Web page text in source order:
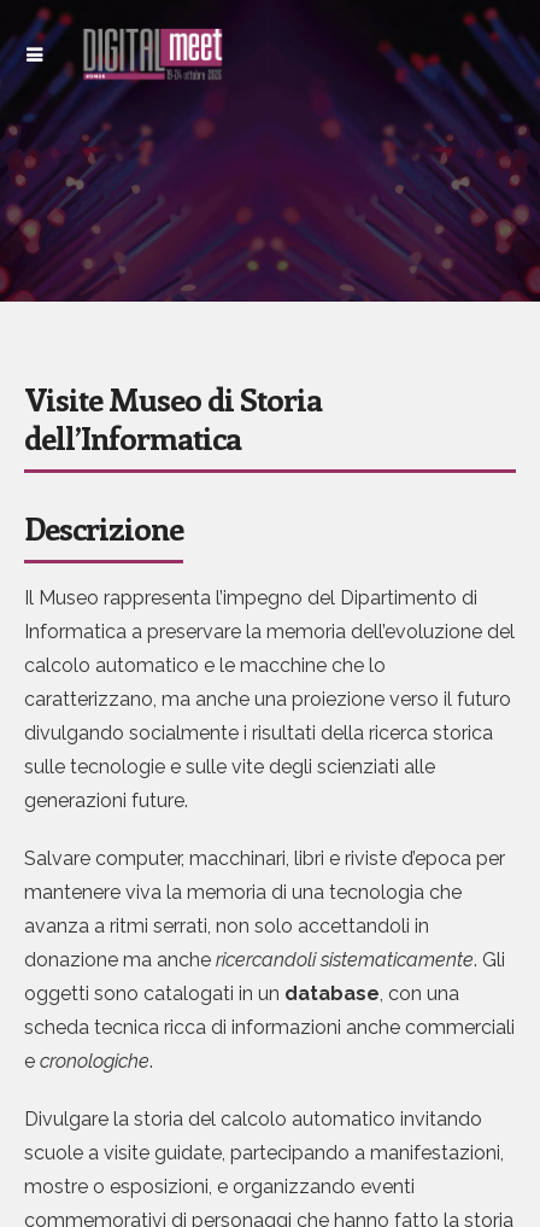
Visite Museo di Storia
dell’Informatica
Descrizione
Il Museo rappresenta l’impegno del Dipartimento di
Informatica a preservare la memoria dell’evoluzione del
calcolo automatico e le macchine che lo
caratterizzano, ma anche una proiezione verso il futuro
divulgando socialmente i risultati della ricerca storica
sulle tecnologie e sulle vite degli scienziati alle
generazioni future.
Salvare computer, macchinari, libri e riviste d’epoca per
mantenere viva la memoria di una tecnologia che
avanza a ritmi serrati, non solo accettandoli in
donazione ma anche ricercandoli sistematicamente. Gli
oggetti sono catalogati in un database, con una
scheda tecnica ricca di informazioni anche commerciali
e cronologiche.
Divulgare la storia del calcolo automatico invitando
scuole a visite guidate, partecipando a manifestazioni,
mostre o esposizioni, e organizzando eventi
commemorativi di personaggi che hanno fatto la storia